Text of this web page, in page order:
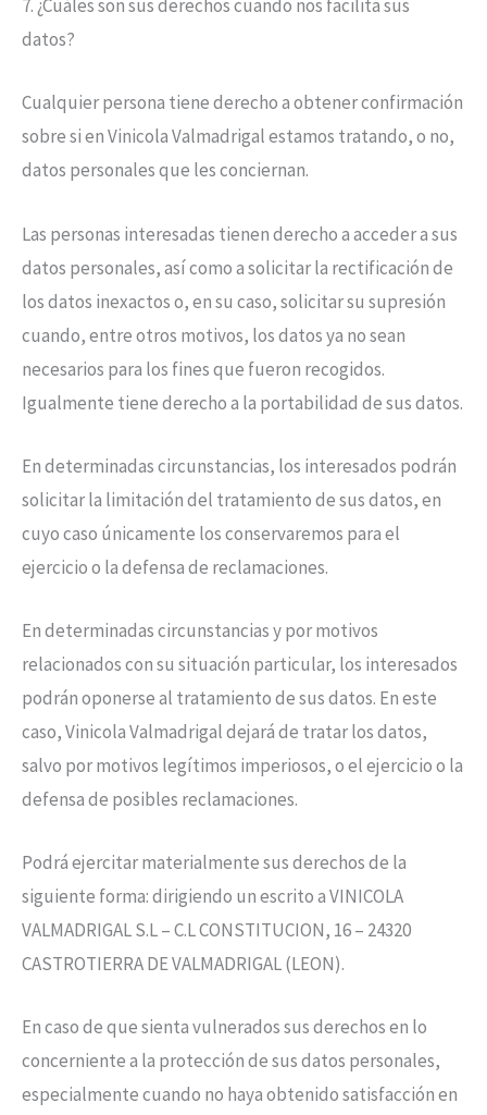
7. ¿Cuáles son sus derechos cuando nos facilita sus
datos?
Cualquier persona tiene derecho a obtener confirmación
sobre si en Vinicola Valmadrigal estamos tratando, o no,
datos personales que les conciernan.
Las personas interesadas tienen derecho a acceder a sus
datos personales, así como a solicitar la rectificación de
los datos inexactos o, en su caso, solicitar su supresión
cuando, entre otros motivos, los datos ya no sean
necesarios para los fines que fueron recogidos.
Igualmente tiene derecho a la portabilidad de sus datos.
En determinadas circunstancias, los interesados podrán
solicitar la limitación del tratamiento de sus datos, en
cuyo caso únicamente los conservaremos para el
ejercicio o la defensa de reclamaciones.
En determinadas circunstancias y por motivos
relacionados con su situación particular, los interesados
podrán oponerse al tratamiento de sus datos. En este
caso, Vinicola Valmadrigal dejará de tratar los datos,
salvo por motivos legítimos imperiosos, o el ejercicio o la
defensa de posibles reclamaciones.
Podrá ejercitar materialmente sus derechos de la
siguiente forma: dirigiendo un escrito a VINICOLA
VALMADRIGAL S.L – C.L CONSTITUCION, 16 – 24320
CASTROTIERRA DE VALMADRIGAL (LEON).
En caso de que sienta vulnerados sus derechos en lo
concerniente a la protección de sus datos personales,
especialmente cuando no haya obtenido satisfacción en